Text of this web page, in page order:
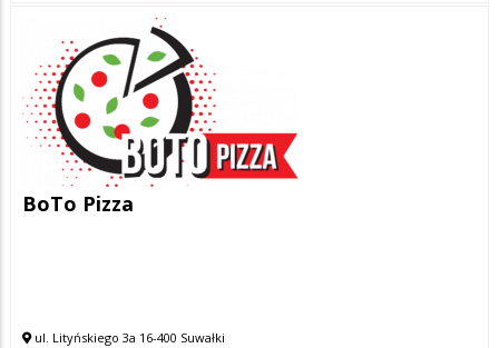
BoTo Pizza
ul. Lityńskiego 3a 16-400 Suwałki